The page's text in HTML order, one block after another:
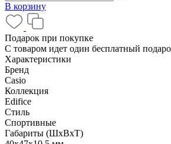
В корзину
Подарок при покупке
С товаром идет один бесплатный
Характеристики
Бренд
Casio
Коллекция
Edifice
Стиль
Спортивные
Габариты (ШхВхТ)